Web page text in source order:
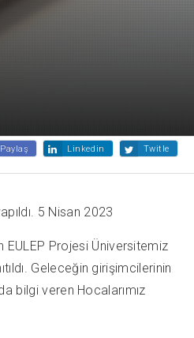
Paylaş Linkedin Twitle
5 Nisan 2023
EULEP Projesi Üniversitemiz
Geleceğin girişimcilerinin
bilgi veren Hocalarımız